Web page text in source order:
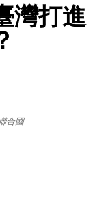
灣打進
合國